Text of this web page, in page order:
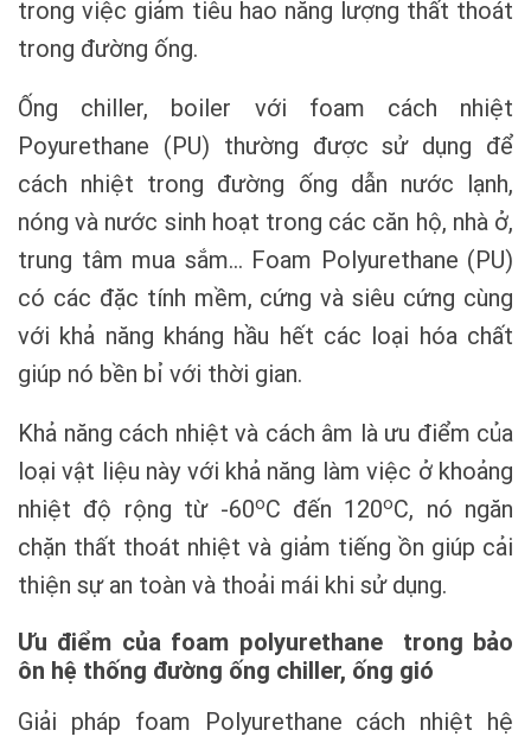
trong việc giảm tiêu hao năng lượng thất thoát
trong đường ống.
Ống chiller, boiler với foam cách nhiệt
Poyurethane (PU) thường được sử dụng để
cách nhiệt trong đường ống dẫn nước lạnh,
nóng và nước sinh hoạt trong các căn hộ, nhà ở,
trung tâm mua sắm… Foam Polyurethane (PU)
có các đặc tính mềm, cứng và siêu cứng cùng
với khả năng kháng hầu hết các loại hóa chất
giúp nó bền bỉ với thời gian.
Khả năng cách nhiệt và cách âm là ưu điểm của
loại vật liệu này với khả năng làm việc ở khoảng
nhiệt độ rộng từ -60oC đến 120oC, nó ngăn
chặn thất thoát nhiệt và giảm tiếng ồn giúp cải
thiện sự an toàn và thoải mái khi sử dụng.
Ưu điểm của foam polyurethane trong bảo
ôn hệ thống đường ống chiller, ống gió
Giải pháp foam Polyurethane cách nhiệt hệ